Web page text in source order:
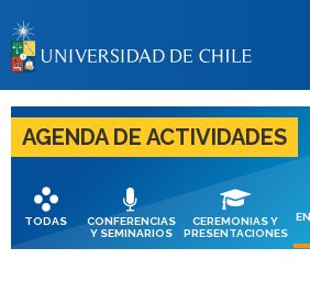
BIBLIOTECAS
LA UNIVERSIDAD
Postulantes
Estudiantes
Académicas/os
AGENDA DE ACTIVIDADES
TODAS
CONFERENCIAS
Y SEMINARIOS
CEREMONIAS Y
PRESENTACIONES